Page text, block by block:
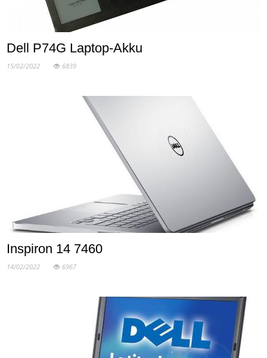
Dell P74G Laptop-Akku
15/02/2022 6839
Inspiron 14 7460
14/02/2022 6967